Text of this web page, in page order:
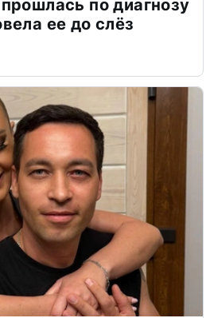
по диагнозу
ее до слёз